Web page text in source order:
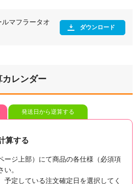
マフラータオ
ダウンロード
カレンダー
発送日から逆算する
算する
ページ上部）にて商品の各仕様（必須項
。
定している注文確定日を選択してく